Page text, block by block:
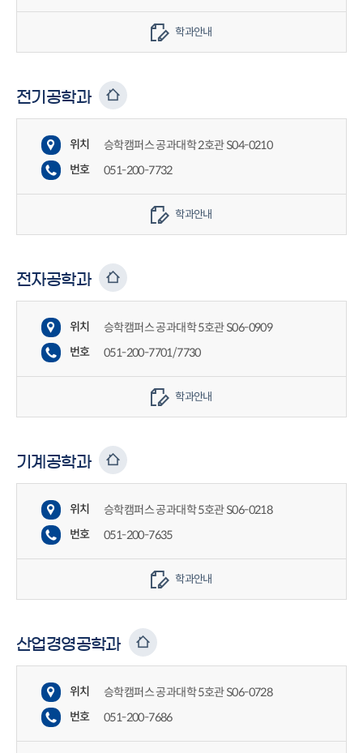
학과안내
전기공학과
위치
승학캠퍼스 공과대학 2호관 S04-0210
번호
051-200-7732
학과안내
전자공학과
위치
승학캠퍼스 공과대학 5호관 S06-0909
번호
051-200-7701/7730
학과안내
기계공학과
위치
승학캠퍼스 공과대학 5호관 S06-0218
번호
051-200-7635
학과안내
산업경영공학과
위치
승학캠퍼스 공과대학 5호관 S06-0728
번호
051-200-7686